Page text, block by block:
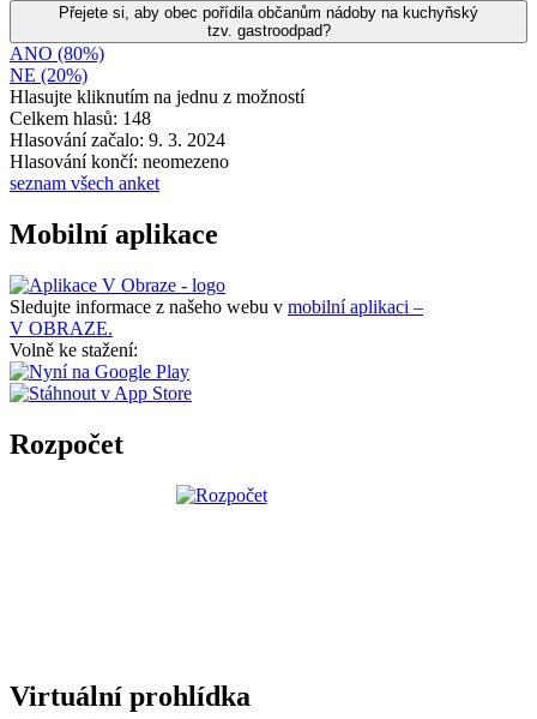
Přejete si, aby obec pořídila občanům nádoby na kuchyňský
tzv. gastroodpad?
ANO (80%)
NE (20%)
Hlasujte kliknutím na jednu z možností
Celkem hlasů: 148
Hlasování začalo: 9. 3. 2024
Hlasování končí: neomezeno
seznam všech anket
Mobilní aplikace
Sledujte informace z našeho webu v mobilní aplikaci –
V OBRAZE.
Volně ke stažení:
Rozpočet
Virtuální prohlídka